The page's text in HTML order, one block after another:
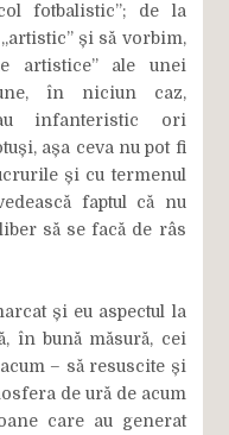
fotbalistic”; de la
și să vorbim,
artistice” ale unei
în niciun caz,
infanteristic ori
așa ceva nu pot fi
și cu termenul
faptul că nu
să se facă de râs
și eu aspectul la
în bună măsură, cei
– să resuscite și
de ură de acum
care au generat